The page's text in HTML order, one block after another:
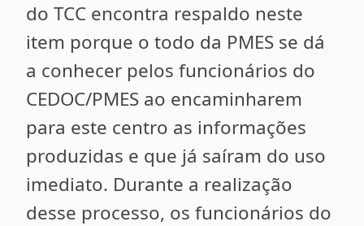
do TCC encontra respaldo neste
item porque o todo da PMES se dá
a conhecer pelos funcionários do
CEDOC/PMES ao encaminharem
para este centro as informações
produzidas e que já saíram do uso
imediato. Durante a realização
desse processo, os funcionários do